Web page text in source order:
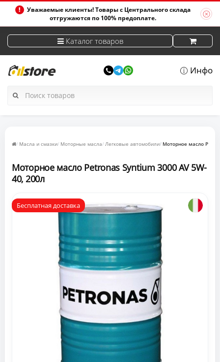
Уважаемые клиенты! Товары с Центрального склада
отгружаются по 100% предоплате.
Каталог товаров
Инфо
Масла и смазки Моторные масла Легковые автомобили Моторное масло
Моторное масло Petronas Syntium 3000 AV 5W-
40, 200л
Бесплатная доставка